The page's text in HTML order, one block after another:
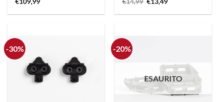
prezzo
originaleattuale
-30% -20%
ESAURITO